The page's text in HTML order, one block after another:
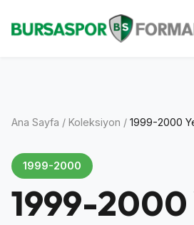
Ana Sayfa / Koleksiyon / 1999-2000
1999-2000
1999-2000